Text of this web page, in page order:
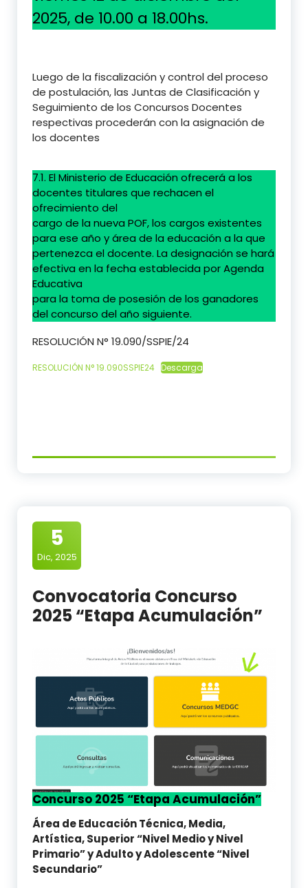
2025, de 10.00 a 18.00hs.
Luego de la fiscalización y control del proceso
de postulación, las Juntas de Clasificación y
Seguimiento de los Concursos Docentes
respectivas procederán con la asignación de
los docentes
7.1. El Ministerio de Educación ofrecerá a los
docentes titulares que rechacen el
ofrecimiento del
cargo de la nueva POF, los cargos existentes
para ese año y área de la educación a la que
pertenezca el docente. La designación se hará
efectiva en la fecha establecida por Agenda
Educativa
para la toma de posesión de los ganadores
del concurso del año siguiente.
RESOLUCIÓN N° 19.090/SSPIE/24
RESOLUCIÓN N° 19.090SSPIE24 Descarga
5
Dic, 2025
Convocatoria Concurso
2025 “Etapa Acumulación”
Concurso 2025 “Etapa Acumulación”
Área de Educación Técnica, Media,
Artística, Superior “Nivel Medio y Nivel
Primario” y Adulto y Adolescente “Nivel
Secundario”